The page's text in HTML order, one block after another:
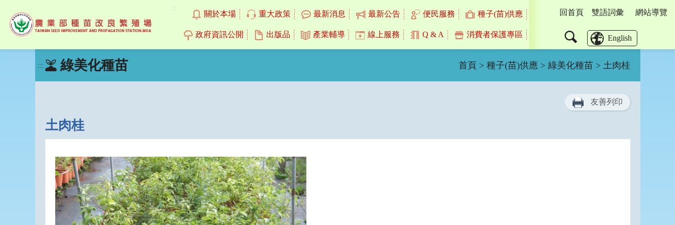
:::
關於本場 重大政策 最新消息 最新公告 便民服務 種子(苗)供應
政府資訊公開 出版品 產業輔導 線上服務 Q & A 消費者保護專區
回首頁 雙語詞彙 網站導覽
尋
English
::: 綠美化種苗 首頁 > 種子(苗)供應 > 綠美化種苗> 土肉桂
友善列印
土肉桂